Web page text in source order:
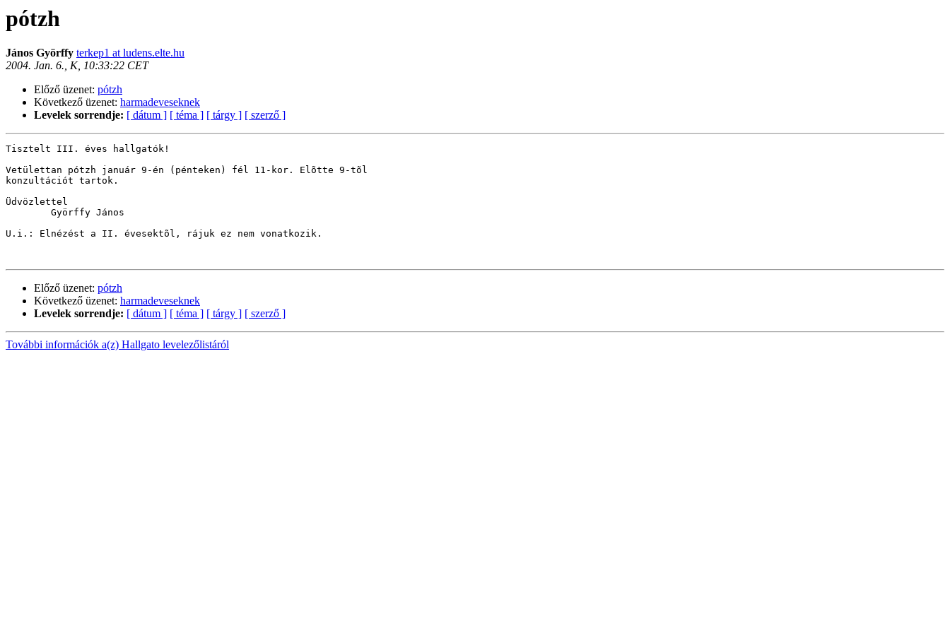
pótzh
János Györffy terkep1 at ludens.elte.hu
2004. Jan. 6., K, 10:33:22 CET
Előző üzenet: pótzh
Következő üzenet: harmadeveseknek
Levelek sorrendje: [ dátum ] [ téma ] [ tárgy ] [ szerző ]
Tisztelt III. éves hallgatók!
Vetülettan pótzh január 9-én (pénteken) fél 11-kor. Elõtte 9-tõl
konzultációt tartok.
Üdvözlettel
        Györffy János
U.i.: Elnézést a II. évesektõl, rájuk ez nem vonatkozik.
Előző üzenet: pótzh
Következő üzenet: harmadeveseknek
Levelek sorrendje: [ dátum ] [ téma ] [ tárgy ] [ szerző ]
További információk a(z) Hallgato levelezőlistáról